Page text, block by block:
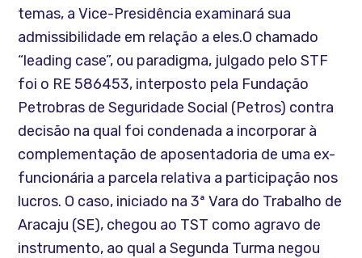
temas, a Vice-Presidência examinará sua
admissibilidade em relação a eles.O chamado
“leading case”, ou paradigma, julgado pelo STF
foi o RE 586453, interposto pela Fundação
Petrobras de Seguridade Social (Petros) contra
decisão na qual foi condenada a incorporar à
complementação de aposentadoria de uma ex-
funcionária a parcela relativa a participação nos
lucros. O caso, iniciado na 3ª Vara do Trabalho de
Aracaju (SE), chegou ao TST como agravo de
instrumento, ao qual a Segunda Turma negou